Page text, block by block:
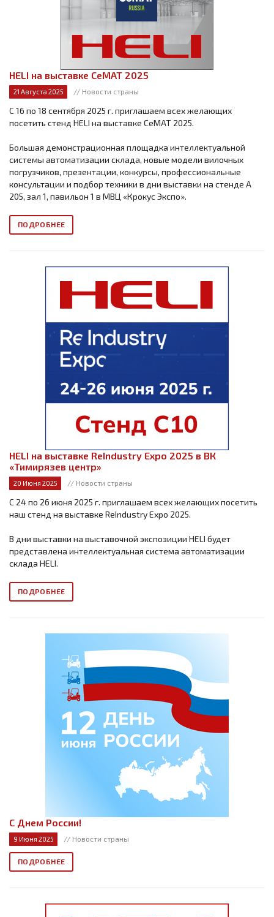
HELI на выставке СеМАТ 2025
21 Августа 2025 // Новости страны
С 16 по 18 сентября 2025 г. приглашаем всех желающих
посетить стенд HELI на выставке СеМАТ 2025.
Большая демонстрационная площадка интеллектуальной
системы автоматизации склада, новые модели вилочных
погрузчиков, презентации, конкурсы, профессиональные
консультации и подбор техники в дни выставки на стенде А
205, зал 1, павильон 1 в МВЦ «Крокус Экспо».
ПОДРОБНЕЕ
HELI на выставке ReIndustry Expo 2025 в ВК
«Тимирязев центр»
20 Июня 2025 // Новости страны
С 24 по 26 июня 2025 г. приглашаем всех желающих посетить
наш стенд на выставке ReIndustry Expo 2025.
В дни выставки на выставочной экспозиции HELI будет
представлена интеллектуальная система автоматизации
склада HELI.
ПОДРОБНЕЕ
С Днем России!
9 Июня 2025 // Новости страны
ПОДРОБНЕЕ